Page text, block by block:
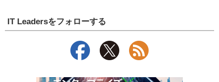
IT Leadersをフォローする